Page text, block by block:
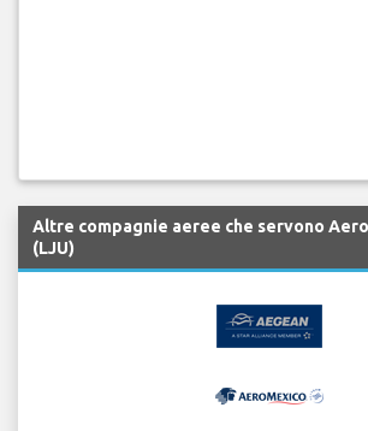
Altre compagnie aeree che servono
(LJU)